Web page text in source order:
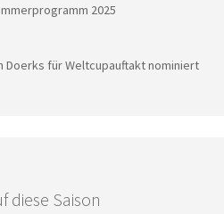
2025
Doerks für Weltcupauftakt nominiert
diese Saison